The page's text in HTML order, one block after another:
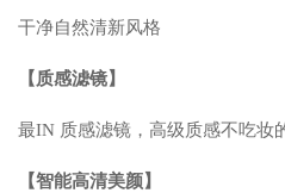
干净自然清新风格
【质感滤镜】
最IN 质感滤镜，高级质感不吃妆
【智能高清美颜】